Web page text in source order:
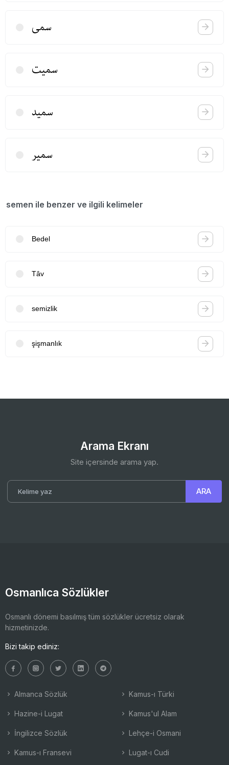
سمی
سمیت
سمید
سمیر
semen ile benzer ve ilgili kelimeler
Bedel
Tâv
semizlik
şişmanlık
Arama Ekranı
Site içersinde arama yap.
Osmanlıca Sözlükler
Osmanlı dönemi basılmış tüm sözlükler ücretsiz olarak
hizmetinizde.
Bizi takip ediniz:
Almanca Sözlük
Hazine-i Lugat
İngilizce Sözlük
Kamus-ı Fransevi
Kamus-ı Türki
Kamus'ul Alam
Lehçe-i Osmani
Lugat-ı Cudi